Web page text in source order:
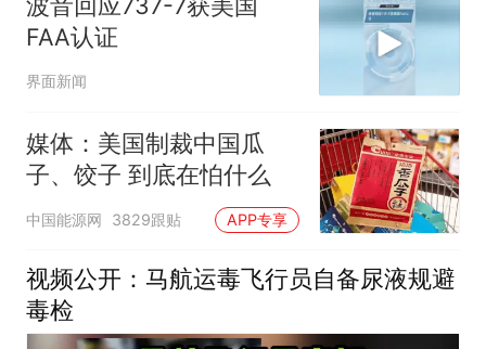
FAA认证
界面新闻
媒体：美国制裁中国瓜
子、饺子 到底在怕什么
中国能源网 3829跟贴 APP专享
视频公开：马航运毒飞行员自备尿液规避
毒检